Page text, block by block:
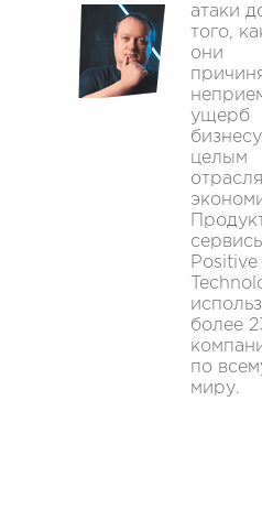
атаки
того,
они
ущерб
целым
Positive
более
по
миру.